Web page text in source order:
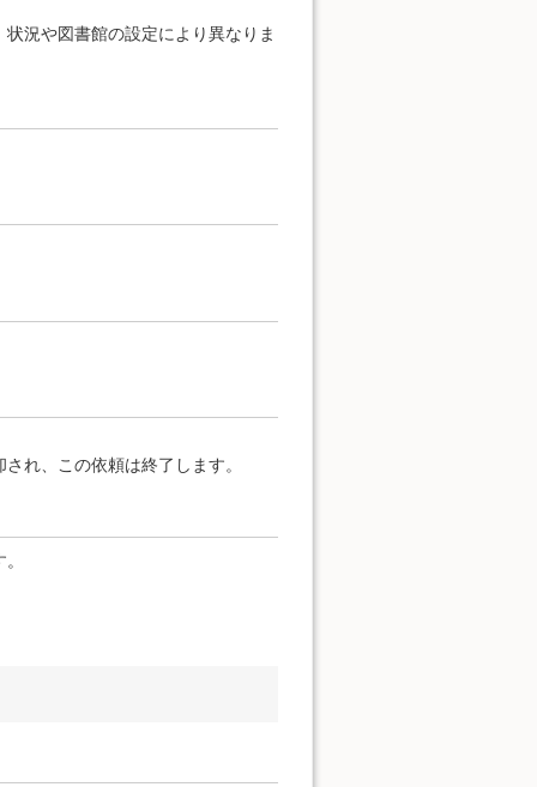
況や図書館の設定により異なりま
れ、この依頼は終了します。